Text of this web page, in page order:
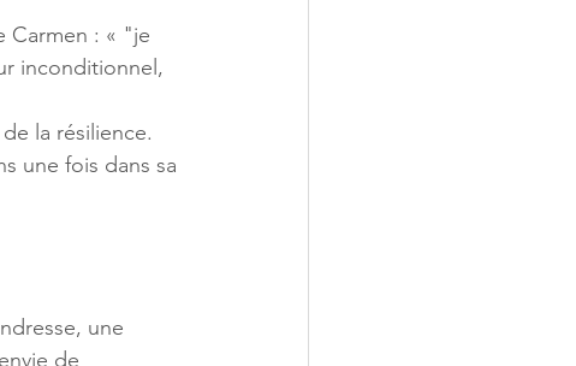
Carmen : « "je
inconditionnel,
la résilience.
une fois dans sa
une
de